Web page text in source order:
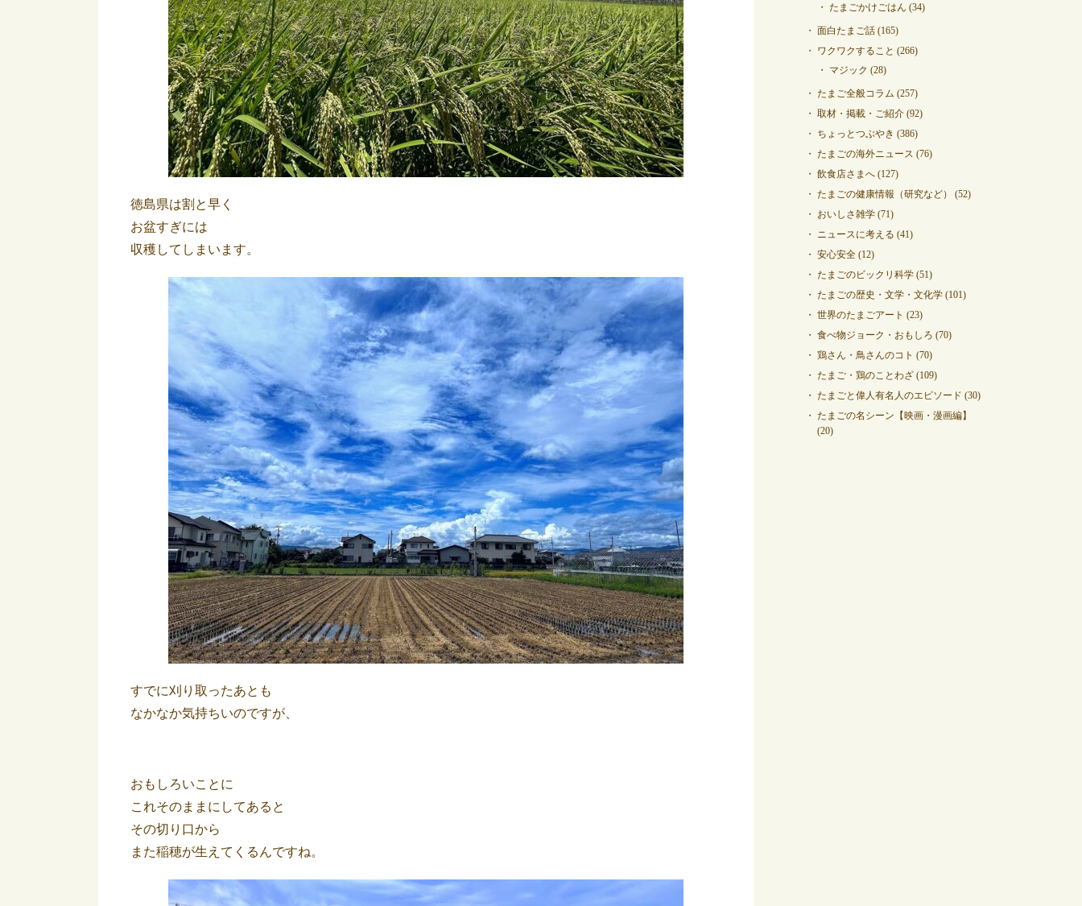
徳島県は割と早く
お盆すぎには
収穫してしまいます。
すでに刈り取ったあとも
なかなか気持ちいのですが、
おもしろいことに
これそのままにしてあると
その切り口から
また稲穂が生えてくるんですね。
たまごかけごはん (34)
面白たまご話 (165)
ワクワクすること (266)
マジック (28)
たまご全般コラム (257)
取材・掲載・ご紹介 (92)
ちょっとつぶやき (386)
たまごの海外ニュース (76)
飲食店さまへ (127)
たまごの健康情報（研究など）
(52)
おいしさ雑学 (71)
ニュースに考える (41)
安心安全 (12)
たまごのビックリ科学 (51)
たまごの歴史・文学・文化学 (101)
世界のたまごアート (23)
食べ物ジョーク・おもしろ (70)
鶏さん・鳥さんのコト (70)
たまご・鶏のことわざ (109)
たまごと偉人有名人のエピソード (30)
たまごの名シーン【映画・漫画編】
(20)